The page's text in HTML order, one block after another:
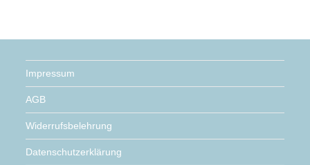
Impressum
AGB
Widerrufsbelehrung
Datenschutzerklärung